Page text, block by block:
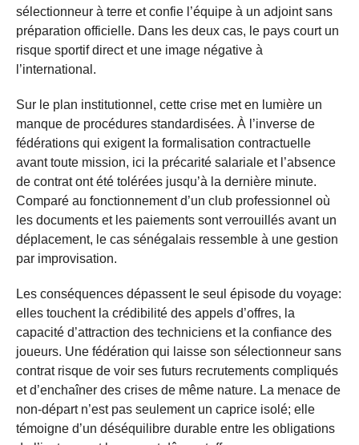
sélectionneur à terre et confie l’équipe à un adjoint sans
préparation officielle. Dans les deux cas, le pays court un
risque sportif direct et une image négative à
l’international.
Sur le plan institutionnel, cette crise met en lumière un
manque de procédures standardisées. À l’inverse de
fédérations qui exigent la formalisation contractuelle
avant toute mission, ici la précarité salariale et l’absence
de contrat ont été tolérées jusqu’à la dernière minute.
Comparé au fonctionnement d’un club professionnel où
les documents et les paiements sont verrouillés avant un
déplacement, le cas sénégalais ressemble à une gestion
par improvisation.
Les conséquences dépassent le seul épisode du voyage:
elles touchent la crédibilité des appels d’offres, la
capacité d’attraction des techniciens et la confiance des
joueurs. Une fédération qui laisse son sélectionneur sans
contrat risque de voir ses futurs recrutements compliqués
et d’enchaîner des crises de même nature. La menace de
non-départ n’est pas seulement un caprice isolé; elle
témoigne d’un déséquilibre durable entre les obligations